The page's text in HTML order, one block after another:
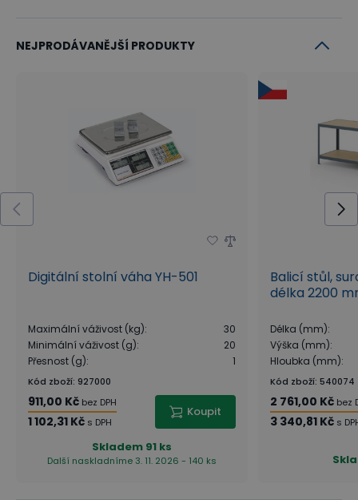
NEJPRODÁVANĚJŠÍ PRODUKTY
Digitální stolní váha YH-501
Maximální váživost (kg):
30
Minimální váživost (g):
20
Přesnost (g): 1
Kód zboží: 927000
911,00 Kč bez DPH
1 102,31 Kč s DPH
Koupit
Skladem 91 ks
Další naskladníme 3. 11. 2026 - 140 ks
Balicí stůl,
délka 2200
Délka (mm):
Výška (mm):
Hloubka (mm):
Kód zboží: 540074
2 761,00 Kč bez
3 340,81 Kč s